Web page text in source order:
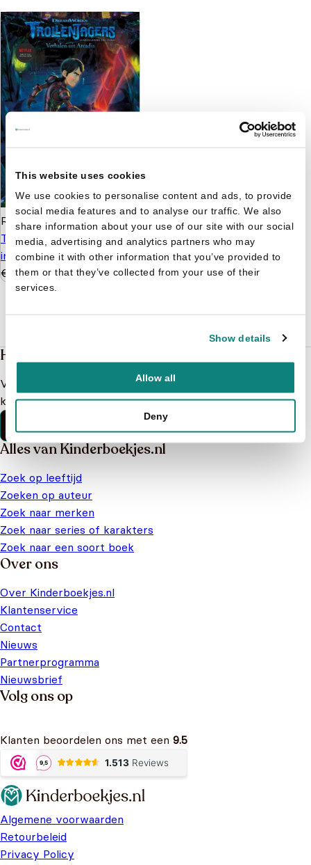
This website uses cookies
We use cookies to personalise content and ads, to provide
social media features and to analyse our traffic. We also
share information about your use of our site with our social
media, advertising and analytics partners who may
combine it with other information that you’ve provided to
them or that they’ve collected from your use of their
services.
Show details
Allow all
Deny
Richard Ashley Hamilton
Trollenjagers 0 - Welkom
in het donkere land
€
11,99
Heb je een vraag?
Vind binnen no-time antwoord op je vraag op onze
klantenservice pagina.
Klantenservice
Alles van Kinderboekjes.nl
Zoek op leeftijd
Zoeken op auteur
Zoek naar merken
Zoek naar series of karakters
Zoek naar een soort boek
Over ons
Over Kinderboekjes.nl
Klantenservice
Contact
Nieuws
Partnerprogramma
Nieuwsbrief
Volg ons op
Klanten beoordelen ons met een 9.5
Algemene voorwaarden
Retourbeleid
Privacy Policy